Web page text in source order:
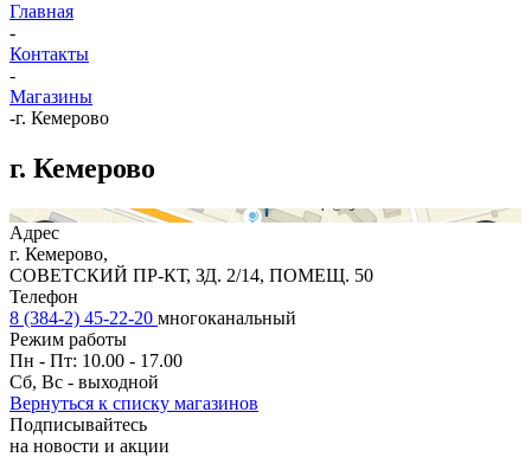
Главная
-
Контакты
-
Магазины
-г. Кемерово
г. Кемерово
Адрес
г. Кемерово,
СОВЕТСКИЙ ПР-КТ, ЗД. 2/14, ПОМЕЩ. 50
Телефон
8 (384-2) 45-22-20 многоканальный
Режим работы
Пн - Пт: 10.00 - 17.00
Сб, Вс - выходной
Вернуться к списку магазинов
Подписывайтесь
на новости и акции